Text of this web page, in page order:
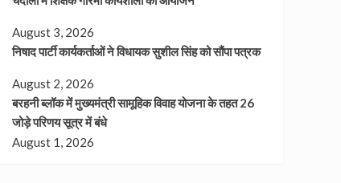
August 3, 2026
निषाद पार्टी कार्यकर्ताओं ने विधायक सुशील सिंह को सौंपा पत्रक
August 2, 2026
बरहनी ब्लॉक में मुख्यमंत्री सामूहिक विवाह योजना के तहत 26
जोड़े परिणय सूत्र में बंधे
August 1, 2026